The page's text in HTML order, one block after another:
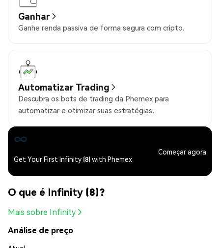
Ganhar
Ganhe renda passiva de forma segura com cripto.
Automatizar Trading
Descubra os bots de trading da Phemex para
automatizar e otimizar suas estratégias.
Get Your First Infinity (8) with Phemex
Começar agora
O que é Infinity (8)?
Mais sobre Infinity
Análise de preço